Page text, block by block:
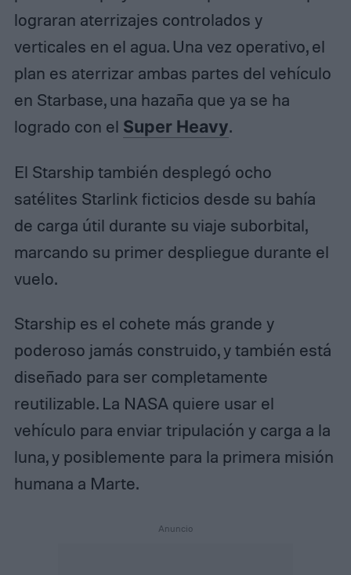
lograran aterrizajes controlados y
verticales en el agua. Una vez operativo, el
plan es aterrizar ambas partes del vehículo
en Starbase, una hazaña que ya se ha
logrado con el Super Heavy.
El Starship también desplegó ocho
satélites Starlink ficticios desde su bahía
de carga útil durante su viaje suborbital,
marcando su primer despliegue durante el
vuelo.
Starship es el cohete más grande y
poderoso jamás construido, y también está
diseñado para ser completamente
reutilizable. La NASA quiere usar el
vehículo para enviar tripulación y carga a la
luna, y posiblemente para la primera misión
humana a Marte.